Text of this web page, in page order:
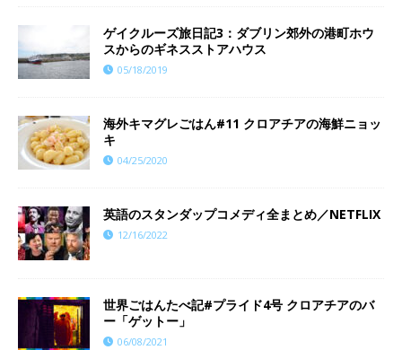
ゲイクルーズ旅日記3：ダブリン郊外の港町ホウ
スからのギネスストアハウス
05/18/2019
海外キマグレごはん#11 クロアチアの海鮮ニョッ
キ
04/25/2020
英語のスタンダップコメディ全まとめ／NETFLIX
12/16/2022
世界ごはんたべ記#プライド4号 クロアチアのバ
ー「ゲットー」
06/08/2021